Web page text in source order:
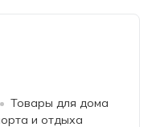
Товары для дома
и отдыха